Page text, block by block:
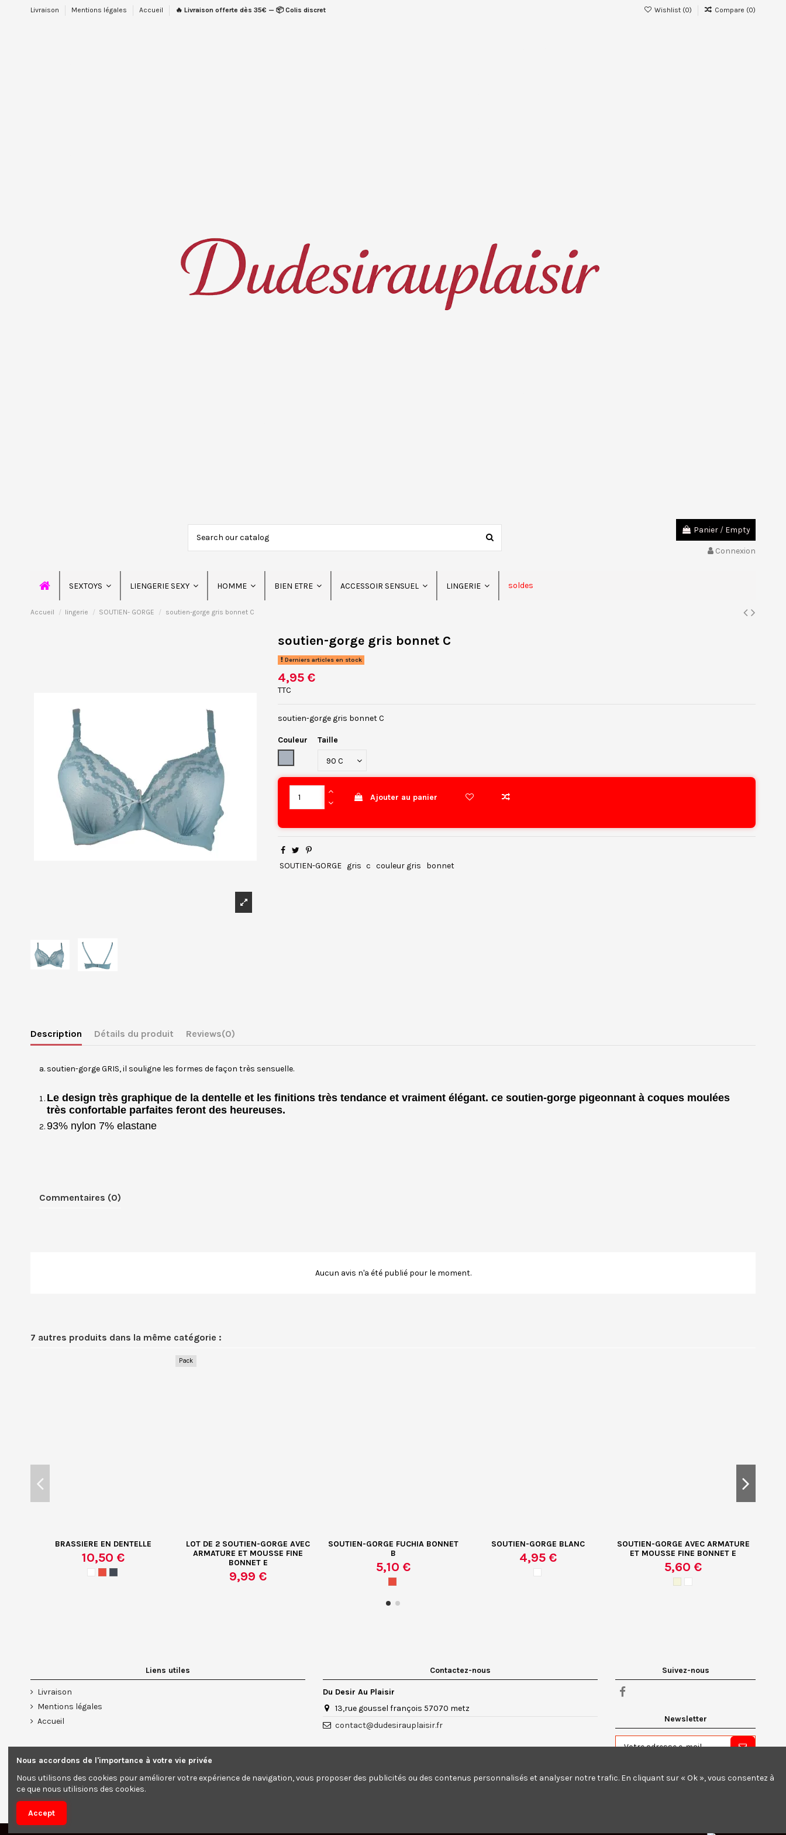
Livraison Mentions légales Accueil 🔥 Livraison offerte dès 35€ — 📦 Colis discret Wishlist (0) Compare (0)
Panier / Empty
Connexion
SEXTOYS LIENGERIE SEXY HOMME BIEN ETRE ACCESSOIR SENSUEL LINGERIE soldes
Accueil lingerie SOUTIEN- GORGE soutien-gorge gris bonnet C
soutien-gorge gris bonnet C
Derniers articles en stock
4,95 €
TTC
soutien-gorge gris bonnet C
Couleur
Taille
Ajouter au panier
SOUTIEN-GORGE gris c couleur gris bonnet
Description Détails du produit Reviews(0)
soutien-gorge GRIS, il souligne les formes de façon très sensuelle.
Le design très graphique de la dentelle et les finitions très tendance et vraiment élégant. ce soutien-gorge pigeonnant à coques moulées
très confortable parfaites feront des heureuses.
93% nylon 7% elastane
Commentaires (0)
Aucun avis n'a été publié pour le moment.
7 autres produits dans la même catégorie :
BRASSIERE EN DENTELLE
10,50 €
Pack
LOT DE 2 SOUTIEN-GORGE AVEC
ARMATURE ET MOUSSE FINE
BONNET E
9,99 €
SOUTIEN-GORGE FUCHIA BONNET
B
5,10 €
SOUTIEN-GORGE BLANC
4,95 €
SOUTIEN-GORGE AVEC ARMATURE
ET MOUSSE FINE BONNET E
5,60 €
SOUTIEN-GORGE PUSH UP
Liens utiles
Livraison
Mentions légales
Accueil
Contactez-nous
Du Desir Au Plaisir
13,rue goussel françois 57070 metz
contact@dudesirauplaisir.fr
Suivez-nous
Newsletter
moment. Vous trouverez pour cela nos
informations de contact dans les conditions
Nous accordons de l'importance à votre vie privée
Nous utilisons des cookies pour améliorer votre expérience de navigation, vous proposer des publicités ou des contenus personnalisés et analyser notre trafic. En cliquant sur « Ok », vous consentez à
ce que nous utilisions des cookies.
Accept